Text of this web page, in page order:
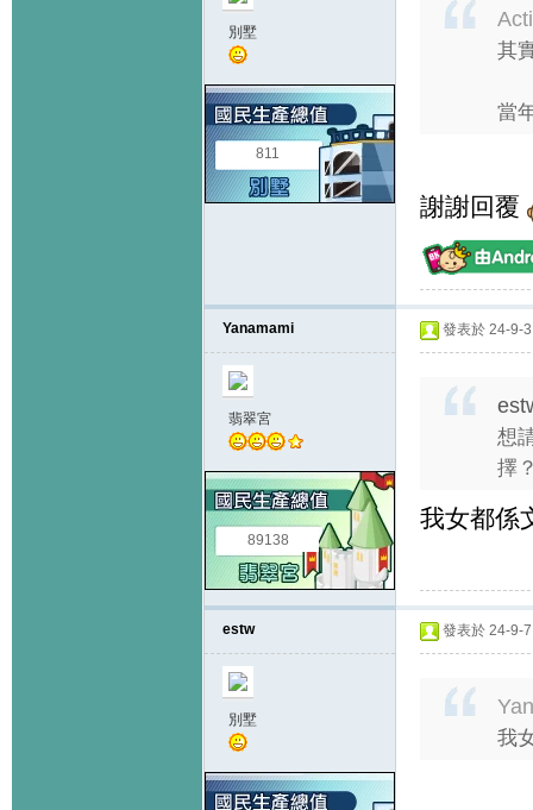
別墅
811
其
當
謝謝回覆
Yanamami
翡翠宮
89138
發表於 24-9-
想
擇
我女都係
estw
別墅
發表於 24-9-
我